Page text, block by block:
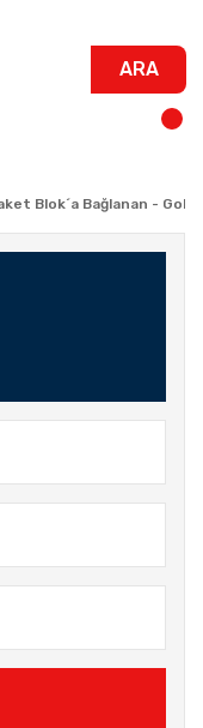
ARA
Blok´a Bağlanan - Golf